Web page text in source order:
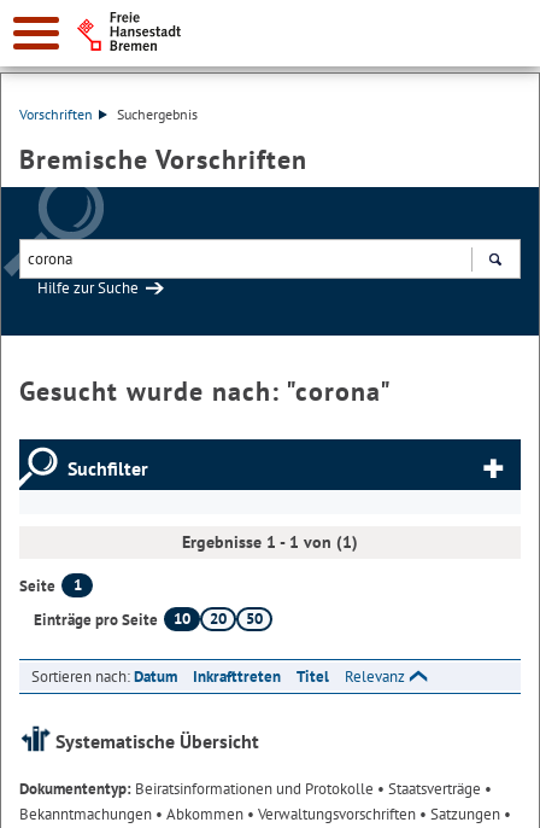
Vorschriften Suchergebnis
Bremische Vorschriften
Hilfe zur Suche
Gesucht wurde nach: "corona"
Suchfilter
Ergebnisse 1 - 1 von (1)
Seite
1
Einträge pro Seite
10 20 50
Sortieren nach:Datum Inkrafttreten Titel Relevanz
Systematische Übersicht
Dokumententyp: Beiratsinformationen und Protokolle • Staatsverträge •
Bekanntmachungen • Abkommen • Verwaltungsvorschriften • Satzungen •